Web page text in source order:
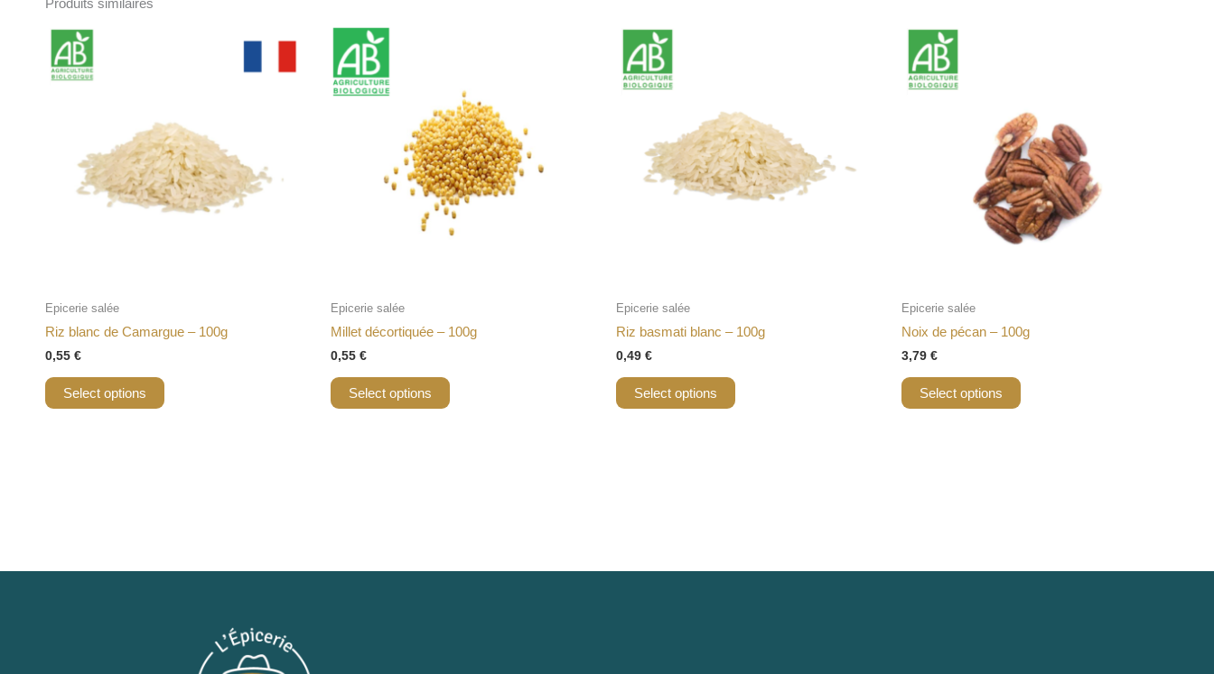
Produits similaires
Epicerie salée
Riz blanc de Camargue – 100g
0,55 €
Select options
Epicerie salée
Millet décortiquée – 100g
0,55 €
Select options
Epicerie salée
Riz basmati blanc – 100g
0,49 €
Select options
Epicerie salée
Noix de pécan – 100g
3,79 €
Select options